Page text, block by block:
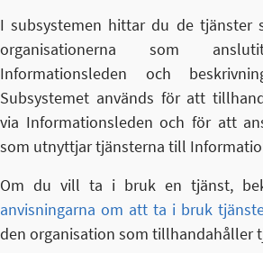
I subsystemen hittar du de tjänster
organisationerna som
Informationsleden och
Subsystemet används för att
via Informationsleden och för att
som utnyttjar tjänsterna till
Om du vill ta i bruk en tjänst,
anvisningarna om att ta i bruk
den organisation som tillhandahåller